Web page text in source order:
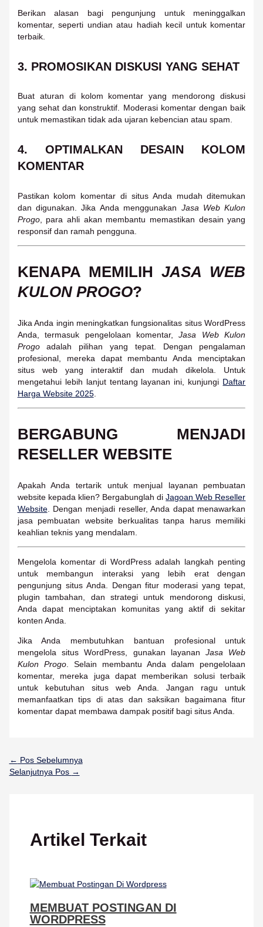
Berikan alasan bagi pengunjung untuk meninggalkan
komentar, seperti undian atau hadiah kecil untuk komentar
terbaik.
3. PROMOSIKAN DISKUSI YANG SEHAT
Buat aturan di kolom komentar yang mendorong diskusi
yang sehat dan konstruktif. Moderasi komentar dengan baik
untuk memastikan tidak ada ujaran kebencian atau spam.
4. OPTIMALKAN DESAIN KOLOM
KOMENTAR
Pastikan kolom komentar di situs Anda mudah ditemukan
dan digunakan. Jika Anda menggunakan Jasa Web Kulon
Progo, para ahli akan membantu memastikan desain yang
responsif dan ramah pengguna.
KENAPA MEMILIHJASA WEB
KULON PROGO?
Jika Anda ingin meningkatkan fungsionalitas situs WordPress
Anda, termasuk pengelolaan komentar,Jasa Web Kulon
Progoadalah pilihan yang tepat. Dengan pengalaman
profesional, mereka dapat membantu Anda menciptakan
situs web yang interaktif dan mudah dikelola. Untuk
mengetahui lebih lanjut tentang layanan ini, kunjungi Daftar
Harga Website 2025.
BERGABUNG MENJADI
RESELLER WEBSITE
Apakah Anda tertarik untuk menjual layanan pembuatan
website kepada klien? Bergabunglah diJagoan Web Reseller
Website. Dengan menjadi reseller, Anda dapat menawarkan
jasa pembuatan website berkualitas tanpa harus memiliki
keahlian teknis yang mendalam.
Mengelola komentar di WordPress adalah langkah penting
untuk membangun interaksi yang lebih erat dengan
pengunjung situs Anda. Dengan fitur moderasi yang tepat,
plugin tambahan, dan strategi untuk mendorong diskusi,
Anda dapat menciptakan komunitas yang aktif di sekitar
konten Anda.
Jika Anda membutuhkan bantuan profesional untuk
mengelola situs WordPress, gunakan layananJasa Web
Kulon Progo. Selain membantu Anda dalam pengelolaan
komentar, mereka juga dapat memberikan solusi terbaik
untuk kebutuhan situs web Anda. Jangan ragu untuk
memanfaatkan tips di atas dan saksikan bagaimana fitur
komentar dapat membawa dampak positif bagi situs Anda.
← Pos Sebelumnya
Selanjutnya Pos →
Artikel Terkait
MEMBUAT POSTINGAN DI
WORDPRESS